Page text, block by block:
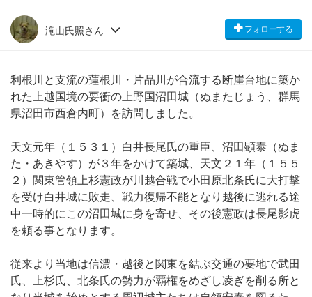
滝山氏照さん フォローする
利根川と支流の蓮根川・片品川が合流する断崖台地に築か
れた上越国境の要衝の上野国沼田城（ぬまたじょう、群馬
県沼田市西倉内町）を訪問しました。
天文元年（１５３１）白井長尾氏の重臣、沼田顕泰（ぬま
た・あきやす）が３年をかけて築城、天文２１年（１５５
２）関東管領上杉憲政が川越合戦で小田原北条氏に大打撃
を受け白井城に敗走、戦力復帰不能となり越後に逃れる途
中一時的にこの沼田城に身を寄せ、その後憲政は長尾影虎
を頼る事となります。
従来より当地は信濃・越後と関東を結ぶ交通の要地で武田
氏、上杉氏、北条氏の勢力が覇権をめざし凌ぎを削る所と